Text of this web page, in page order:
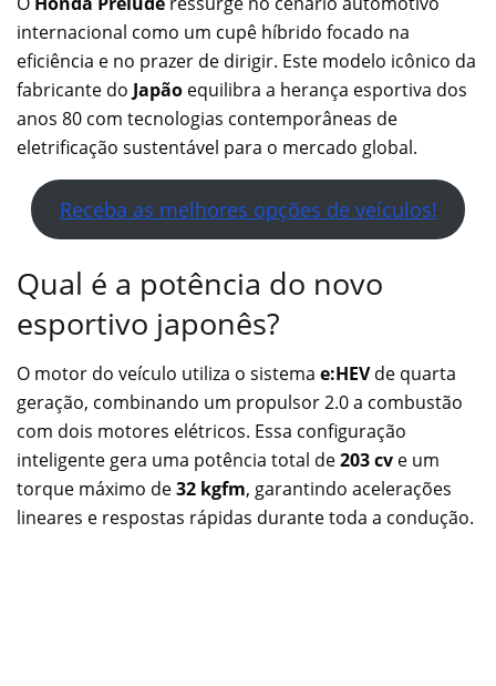
internacional como um cupê híbrido focado na
eficiência e no prazer de dirigir. Este modelo icônico da
fabricante do Japão equilibra a herança esportiva dos
anos 80 com tecnologias contemporâneas de
eletrificação sustentável para o mercado global.
Receba as melhores opções de veículos!
Qual é a potência do novo
esportivo japonês?
O motor do veículo utiliza o sistema e:HEVde quarta
geração, combinando um propulsor 2.0 a combustão
com dois motores elétricos. Essa configuração
inteligente gera uma potência total de203 cv e um
torque máximo de32 kgfm, garantindo acelerações
lineares e respostas rápidas durante toda a condução.